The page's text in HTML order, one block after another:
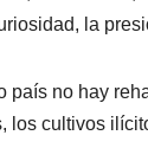
la
país no hay
los cultivos